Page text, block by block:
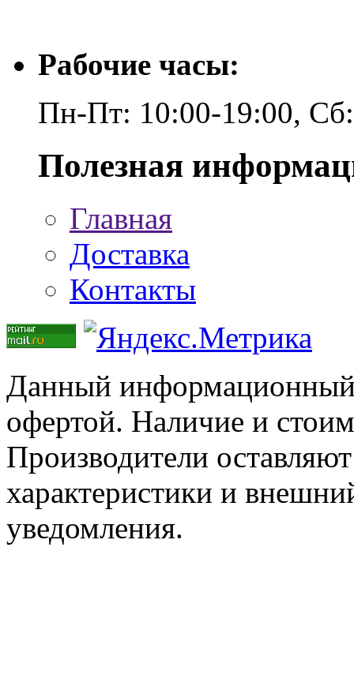
Рабочие часы:
Пн-Пт: 10:00-19:00,
Полезная
Главная
Доставка
Контакты
Данный информационный
офертой. Наличие и
Производители
характеристики и
уведомления.